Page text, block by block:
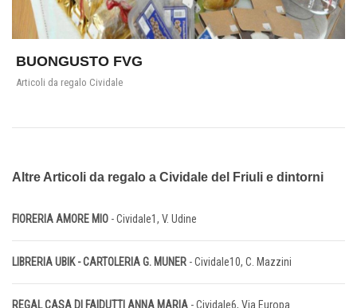
BUONGUSTO FVG
Articoli da regalo Cividale
Altre Articoli da regalo a Cividale del Friuli e dintorni
FIORERIA AMORE MIO - Cividale1, V. Udine
LIBRERIA UBIK - CARTOLERIA G. MUNER - Cividale10, C. Mazzini
REGAL CASA DI FAIDUTTI ANNA MARIA - Cividale6, Via Europa